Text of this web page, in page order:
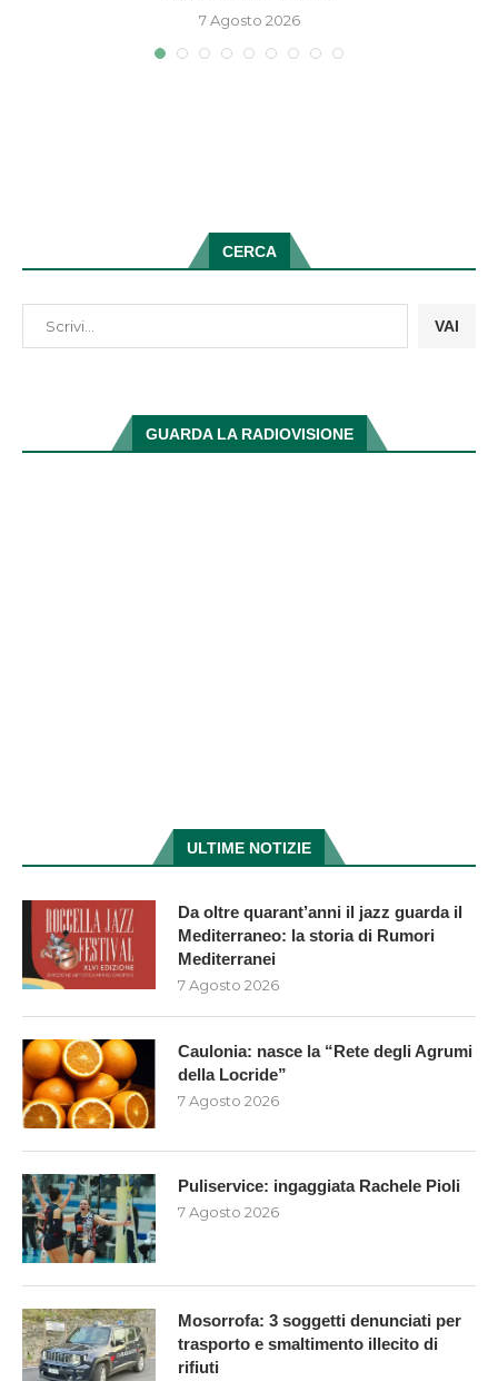
7 Agosto 2026
CERCA
VAI
GUARDA LA RADIOVISIONE
ULTIME NOTIZIE
Da oltre quarant’anni il jazz guarda il
Mediterraneo: la storia di Rumori
Mediterranei
7 Agosto 2026
Caulonia: nasce la “Rete degli Agrumi
della Locride”
7 Agosto 2026
Puliservice: ingaggiata Rachele Pioli
7 Agosto 2026
Mosorrofa: 3 soggetti denunciati per
trasporto e smaltimento illecito di
rifiuti